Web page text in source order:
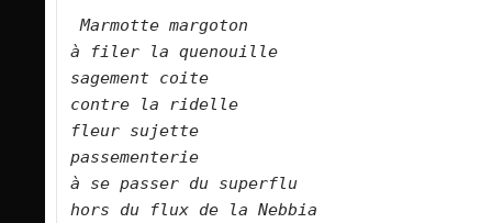
Marmotte margoton
à filer la quenouille
sagement coite
contre la ridelle
fleur sujette
passementerie
à se passer du superflu
hors du flux de la Nebbia